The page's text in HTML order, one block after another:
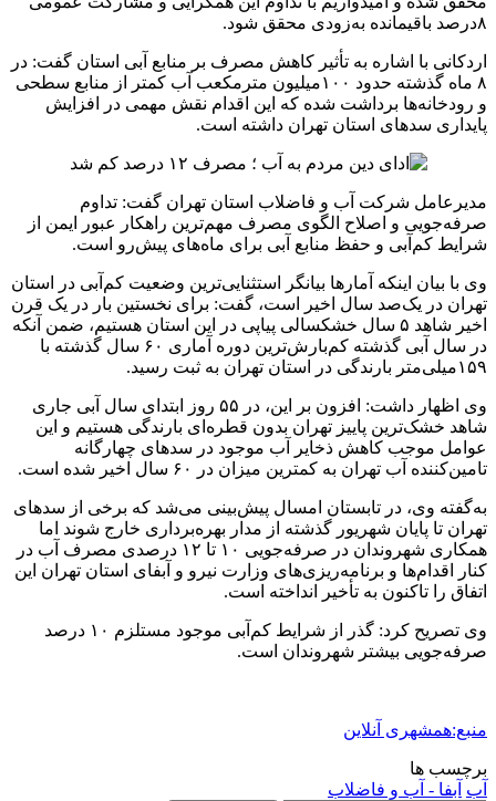
۸درصد باقیمانده به‌زودی محقق شود.
اردکانی با اشاره به تأثیر کاهش مصرف بر منابع آبی استان گفت: در
۸ ‌ماه گذشته حدود ۱۰۰میلیون مترمکعب آب کمتر از منابع سطحی
و رودخانه‌ها برداشت شده که این اقدام نقش مهمی در افزایش
پایداری سدهای استان تهران داشته است.
مدیرعامل شرکت آب و فاضلاب استان تهران گفت: تداوم
صرفه‌جویی و اصلاح الگوی مصرف مهم‌ترین راهکار عبور ایمن از
شرایط کم‌آبی و حفظ منابع آبی برای ماه‌های پیش‌رو است.
وی با بیان اینکه آمارها بیانگر استثنایی‌ترین وضعیت کم‌آبی در استان
تهران در یک‌صد سال اخیر است، گفت: برای نخستین بار در یک قرن
اخیر شاهد ۵ سال خشکسالی پیاپی در این استان هستیم، ضمن آنکه
در سال آبی گذشته کم‌بارش‌ترین دوره آماری ۶۰ سال گذشته با
۱۵۹میلی‌متر بارندگی در استان تهران به ثبت رسید.
وی اظهار داشت: افزون بر این، در ۵۵ روز ابتدای سال آبی جاری
شاهد خشک‌ترین پاییز تهران بدون قطره‌ای بارندگی هستیم و این
عوامل موجب کاهش ذخایر آب موجود در سدهای چهارگانه
تامین‌کننده آب تهران به کمترین میزان در ۶۰ سال اخیر شده است.
به‌گفته وی، در تابستان امسال پیش‌بینی می‌شد که برخی از سدهای
تهران تا پایان شهریور گذشته از مدار بهره‌برداری خارج شوند اما
همکاری شهروندان در صرفه‌جویی ۱۰ تا ۱۲ درصدی مصرف آب در
کنار اقدام‌ها و برنامه‌ریزی‌های وزارت نیرو و آبفای استان تهران این
اتفاق را تاکنون به تأخیر انداخته است.
وی تصریح کرد: گذر از شرایط کم‌آبی موجود مستلزم ۱۰ درصد
صرفه‌جویی بیشتر شهروندان است.
منبع:همشهری آنلاین
برچسب ها
آب آبفا - آب و فاضلاب